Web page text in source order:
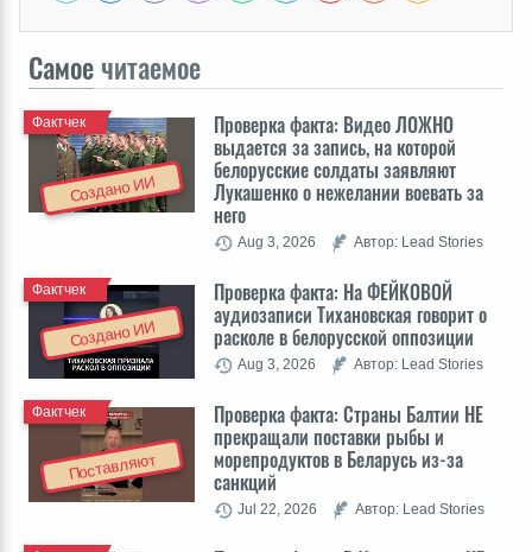
Самое читаемое
Создано ИИ
Проверка факта: Видео ЛОЖНО
выдается за запись, на которой
белорусские солдаты заявляют
Лукашенко о нежелании воевать за
него
Фактчек
Aug 3, 2026 Автор: Lead Stories
Создано ИИ
Проверка факта: На ФЕЙКОВОЙ
аудиозаписи Тихановская говорит о
расколе в белорусской оппозиции
Фактчек
Aug 3, 2026 Автор: Lead Stories
Поставляют
Проверка факта: Cтраны Балтии НЕ
прекращали поставки рыбы и
морепродуктов в Беларусь из-за
санкций
Фактчек
Jul 22, 2026 Автор: Lead Stories